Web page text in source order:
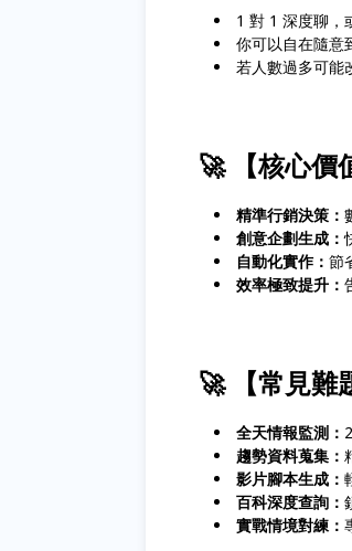
1 對 1 深度聊，
你可以自在隨意
若人數過多可能
🚀 【核心價
精準行銷決策：
創意企劃生成：
自動化實作： 節
效率極致提升：
🚀 【常見難
全天情報監測：
趨勢資料蒐集：
影片腳本生成：
百科深度查詢：
實戰情境對練：